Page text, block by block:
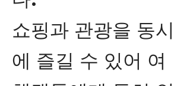
쇼핑과 관광을 동시
에 즐길 수 있어 여